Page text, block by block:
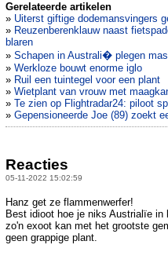
Gerelateerde artikelen
» Uiterst giftige dodemansvingers
» Reuzenberenklauw naast
blaren
» Schapen in Australi� plegen
» Werkloze bouwt enorme iglo
» Ruil een tuintegel voor een plant
» Wietplant van vrouw met
» Te zien op Flightradar24: piloot
» Gepensioneerde Joe (89) zoekt
Reacties
05-11-2022 15:02:59
Hanz get ze flammenwerfer!
Best idioot hoe je niks Austrialïe in
zo'n exoot kan met het grootste
geen grappige plant.